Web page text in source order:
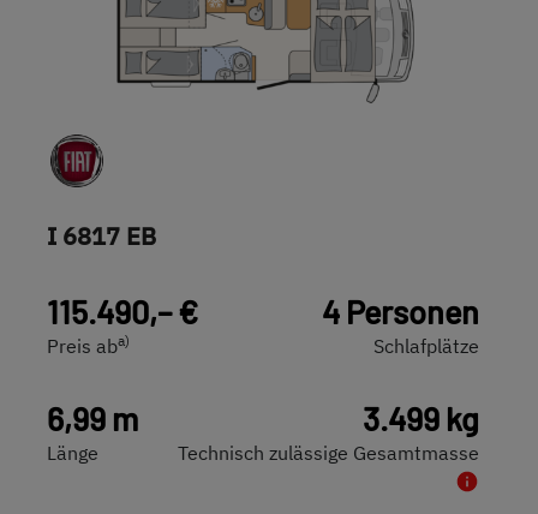
I 6817 EB
115.490,– €
Preis aba)
4 Personen
Schlafplätze
6,99 m
Länge
3.499 kg
Technisch zulässige Gesamtmasse